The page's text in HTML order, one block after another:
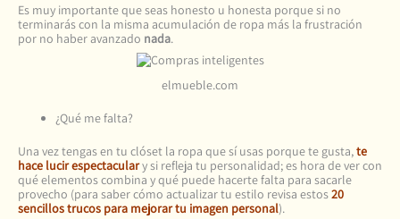
Es muy importante que seas honesto u honesta porque si no
terminarás con la misma acumulación de ropa más la frustración
por no haber avanzado nada.
elmueble.com
¿Qué me falta?
Una vez tengas en tu clóset la ropa que sí usas porque te gusta,te
hace lucir espectaculary si refleja tu personalidad; es hora de ver con
qué elementos combina y qué puede hacerte falta para sacarle
provecho (para saber cómo actualizar tu estilo revisa estos20
sencillos trucos para mejorar tu imagen personal).